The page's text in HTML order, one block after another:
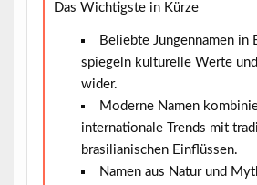
Das Wichtigste in Kürze
Beliebte Jungennamen in
spiegeln kulturelle Werte
wider.
Moderne Namen
internationale Trends mit
brasilianischen Einflüssen.
Namen aus Natur und